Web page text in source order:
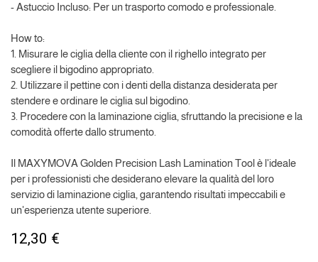
- Astuccio Incluso: Per un trasporto comodo e professionale.
How to:
1. Misurare le ciglia della cliente con il righello integrato per
scegliere il bigodino appropriato.
2. Utilizzare il pettine con i denti della distanza desiderata per
stendere e ordinare le ciglia sul bigodino.
3. Procedere con la laminazione ciglia, sfruttando la precisione e la
comodità offerte dallo strumento.
Il MAXYMOVA Golden Precision Lash Lamination Tool è l'ideale
per i professionisti che desiderano elevare la qualità del loro
servizio di laminazione ciglia, garantendo risultati impeccabili e
un'esperienza utente superiore.
12,30 €